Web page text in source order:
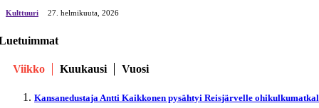
Kulttuuri 27. helmikuuta, 2026
Viikko Kuukausi Vuosi
Kansanedustaja Antti Kaikkonen pysähtyi Reisjärvelle